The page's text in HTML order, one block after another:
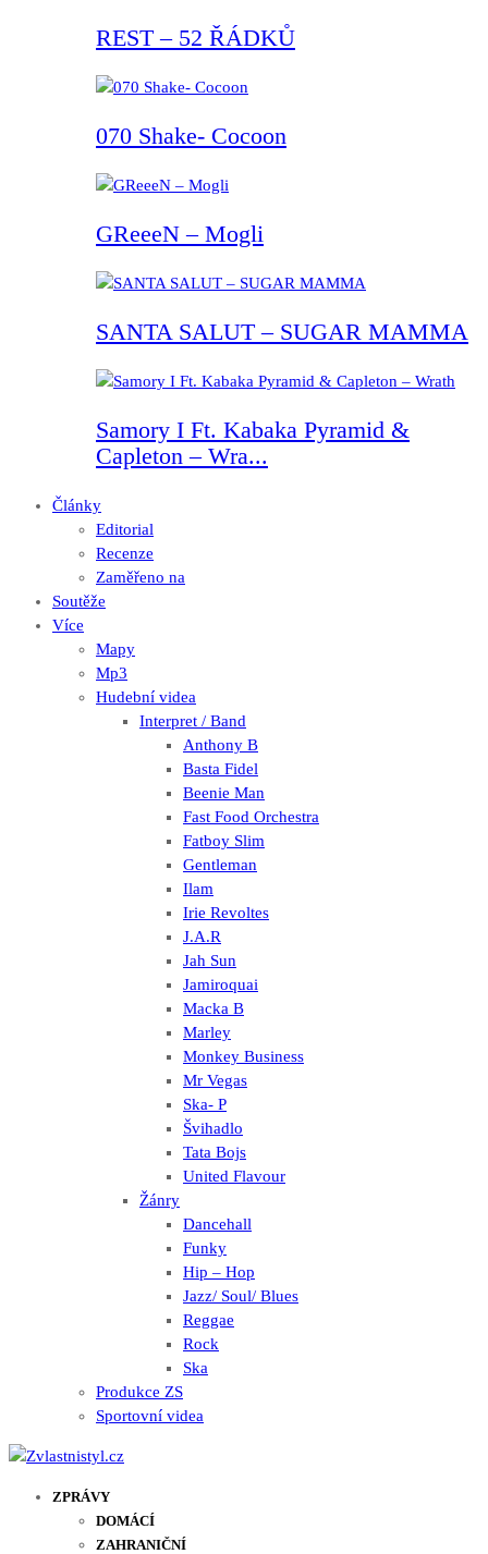
REST – 52 ŘÁDKŮ
070 Shake- Cocoon
GReeeN – Mogli
SANTA SALUT – SUGAR MAMMA
Samory I Ft. Kabaka Pyramid &
Capleton – Wra...
Články
Editorial
Recenze
Zaměřeno na
Soutěže
Více
Mapy
Mp3
Hudební videa
Interpret / Band
Anthony B
Basta Fidel
Beenie Man
Fast Food Orchestra
Fatboy Slim
Gentleman
Ilam
Irie Revoltes
J.A.R
Jah Sun
Jamiroquai
Macka B
Marley
Monkey Business
Mr Vegas
Ska- P
Švihadlo
Tata Bojs
United Flavour
Žánry
Dancehall
Funky
Hip – Hop
Jazz/ Soul/ Blues
Reggae
Rock
Ska
Produkce ZS
Sportovní videa
ZPRÁVY
DOMÁCÍ
ZAHRANIČNÍ